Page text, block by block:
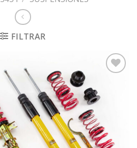
FILTRAR